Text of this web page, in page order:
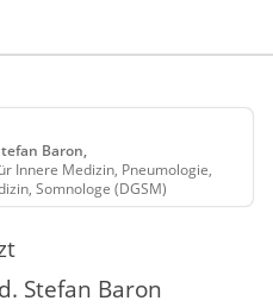
Baron,
Innere Medizin, Pneumologie,
Somnologe (DGSM)
Stefan Baron